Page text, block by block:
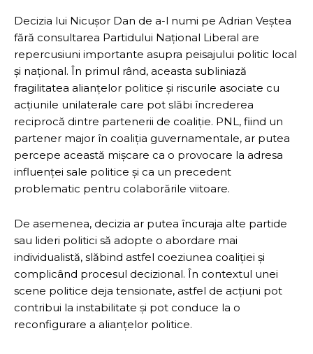
Decizia lui Nicușor Dan de a-l numi pe Adrian Veștea
fără consultarea Partidului Național Liberal are
repercusiuni importante asupra peisajului politic local
și național. În primul rând, aceasta subliniază
fragilitatea alianțelor politice și riscurile asociate cu
acțiunile unilaterale care pot slăbi încrederea
reciprocă dintre partenerii de coaliție. PNL, fiind un
partener major în coaliția guvernamentale, ar putea
percepe această mișcare ca o provocare la adresa
influenței sale politice și ca un precedent
problematic pentru colaborările viitoare.
De asemenea, decizia ar putea încuraja alte partide
sau lideri politici să adopte o abordare mai
individualistă, slăbind astfel coeziunea coaliției și
complicând procesul decizional. În contextul unei
scene politice deja tensionate, astfel de acțiuni pot
contribui la instabilitate și pot conduce la o
reconfigurare a alianțelor politice.